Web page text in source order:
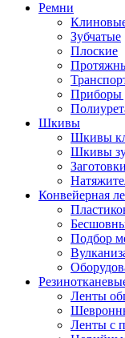
Ремни
Зубчатые
Плоские
Приборы
Шкивы
Шкивы
Шкивы
Конвейерная
Подбор
Ленты
Ленты с